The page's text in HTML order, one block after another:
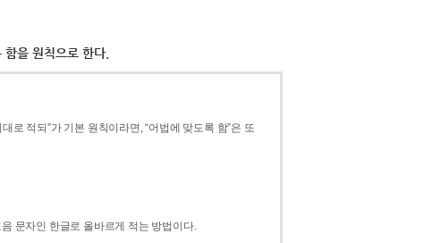
을 원칙으로 한다.
로 적되”가 기본 원칙이라면, “어법에 맞도록 함”은 또
문자인 한글로 올바르게 적는 방법이다.